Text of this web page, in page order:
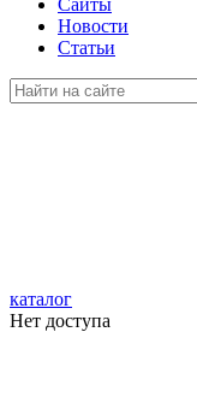
Сайты
Новости
Статьи
каталог
Нет доступа